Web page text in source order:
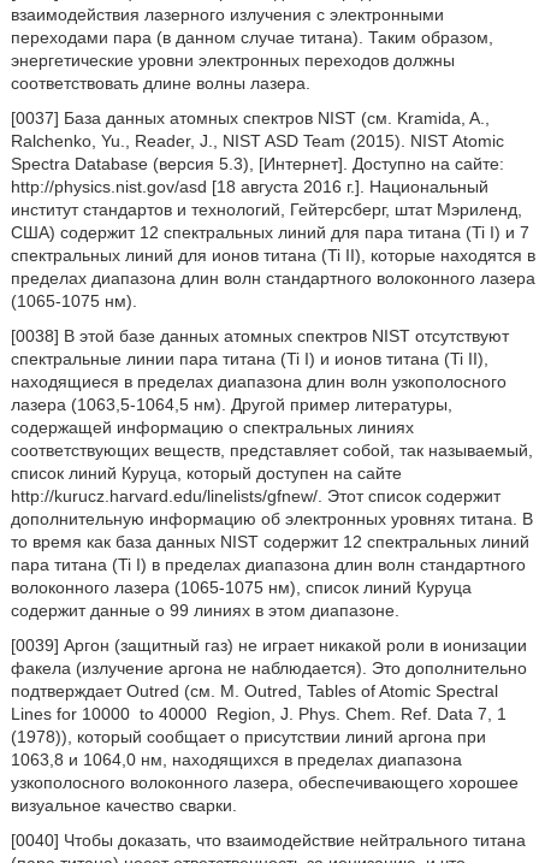
взаимодействия лазерного излучения с электронными
переходами пара (в данном случае титана). Таким образом,
энергетические уровни электронных переходов должны
соответствовать длине волны лазера.
[0037] База данных атомных спектров NIST (см. Kramida, A.,
Ralchenko, Yu., Reader, J., NIST ASD Team (2015). NIST Atomic
Spectra Database (версия 5.3), [Интернет]. Доступно на сайте:
http://physics.nist.gov/asd [18 августа 2016 г.]. Национальный
институт стандартов и технологий, Гейтерсберг, штат Мэриленд,
США) содержит 12 спектральных линий для пара титана (Ti I) и 7
спектральных линий для ионов титана (Ti II), которые находятся в
пределах диапазона длин волн стандартного волоконного лазера
(1065-1075 нм).
[0038] В этой базе данных атомных спектров NIST отсутствуют
спектральные линии пара титана (Ti I) и ионов титана (Ti II),
находящиеся в пределах диапазона длин волн узкополосного
лазера (1063,5-1064,5 нм). Другой пример литературы,
содержащей информацию о спектральных линиях
соответствующих веществ, представляет собой, так называемый,
список линий Куруца, который доступен на сайте
http://kurucz.harvard.edu/linelists/gfnew/. Этот список содержит
дополнительную информацию об электронных уровнях титана. В
то время как база данных NIST содержит 12 спектральных линий
пара титана (Ti I) в пределах диапазона длин волн стандартного
волоконного лазера (1065-1075 нм), список линий Куруца
содержит данные о 99 линиях в этом диапазоне.
[0039] Аргон (защитный газ) не играет никакой роли в ионизации
факела (излучение аргона не наблюдается). Это дополнительно
подтверждает Outred (см. М. Outred, Tables of Atomic Spectral
Lines for 10000 to 40000 Region, J. Phys. Chem. Ref. Data 7, 1
(1978)), который сообщает о присутствии линий аргона при
1063,8 и 1064,0 нм, находящихся в пределах диапазона
узкополосного волоконного лазера, обеспечивающего хорошее
визуальное качество сварки.
[0040] Чтобы доказать, что взаимодействие нейтрального титана